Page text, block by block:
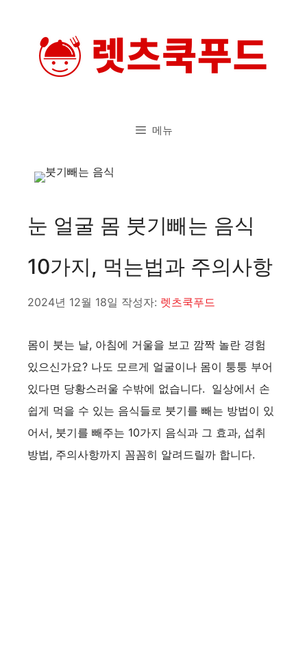
메뉴
눈 얼굴 몸 붓기빼는 음식
10가지, 먹는법과 주의사항
2024년 12월 18일 작성자: 렛츠쿡푸드
몸이 붓는 날, 아침에 거울을 보고 깜짝 놀란 경험
있으신가요? 나도 모르게 얼굴이나 몸이 퉁퉁 부어
있다면 당황스러울 수밖에 없습니다. 일상에서 손
쉽게 먹을 수 있는 음식들로 붓기를 빼는 방법이 있
어서, 붓기를 빼주는 10가지 음식과 그 효과, 섭취
방법, 주의사항까지 꼼꼼히 알려드릴까 합니다.